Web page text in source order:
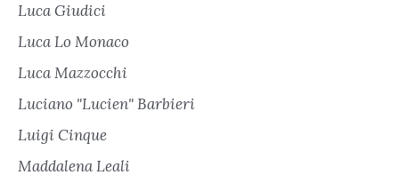
Luca Giudici
Luca Lo Monaco
Luca Mazzocchi
Luciano "Lucien" Barbieri
Luigi Cinque
Maddalena Leali